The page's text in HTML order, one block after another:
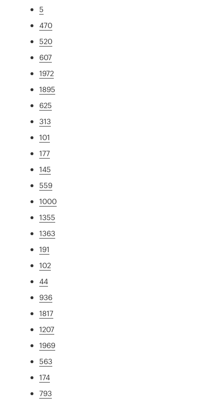
5
470
520
607
1972
1895
625
313
101
177
145
559
1000
1355
1363
191
102
44
936
1817
1207
1969
563
174
793